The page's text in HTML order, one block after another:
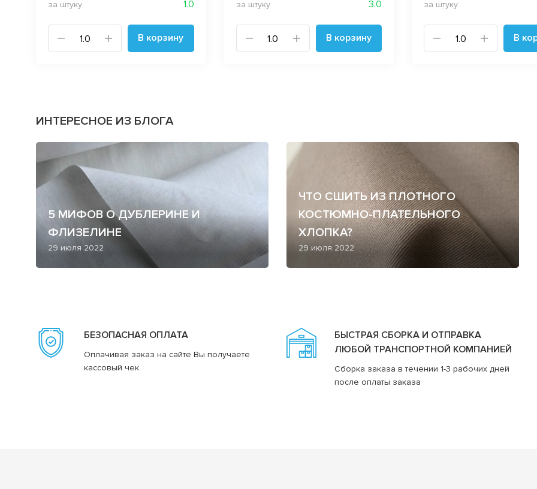
за штуку
1.0
В корзину
за штуку
3.0
В корзину
за штуку
В
ИНТЕРЕСНОЕ ИЗ БЛОГА
5 МИФОВ О ДУБЛЕРИНЕ И
ФЛИЗЕЛИНЕ
29 июля 2022
ЧТО СШИТЬ ИЗ ПЛОТНОГО
КОСТЮМНО-ПЛАТЕЛЬНОГО
ХЛОПКА?
29 июля 2022
БЕЗОПАСНАЯ ОПЛАТА
Оплачивая заказ на сайте Вы получаете
кассовый чек
БЫСТРАЯ СБОРКА И ОТПРАВКА
ЛЮБОЙ ТРАНСПОРТНОЙ КОМПАНИЕЙ
Сборка заказа в течении 1-3 рабочих дней
после оплаты заказа